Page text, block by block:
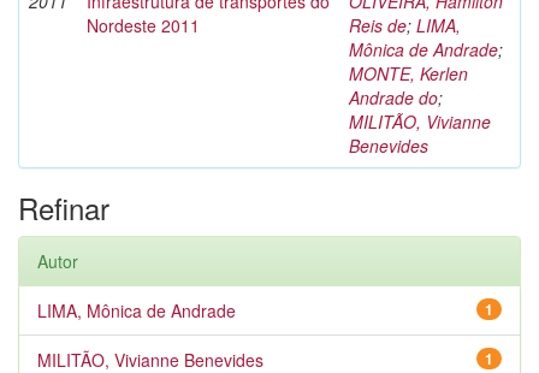
Nordeste 2011
Reis de; LIMA,
Mônica de Andrade;
MONTE, Kerlen
Andrade do;
MILITÃO, Vivianne
Benevides
Refinar
Autor
1
LIMA, Mônica de Andrade
1
MILITÃO, Vivianne Benevides